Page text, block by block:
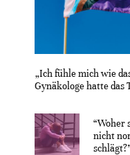
„Ich fühle mich wie
Gynäkologe hatte das
“Woher
nicht